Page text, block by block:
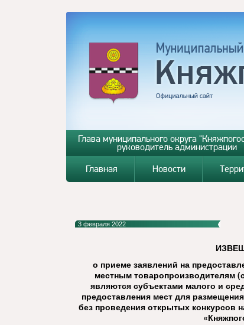
Глава муниципального округа
руководитель администрации
Главная Новости
3 февраля 2022
о приеме заявлений на
местным товаропроизводителям
являются субъектами малого и
предоставления мест для
без проведения открытых конкурсов